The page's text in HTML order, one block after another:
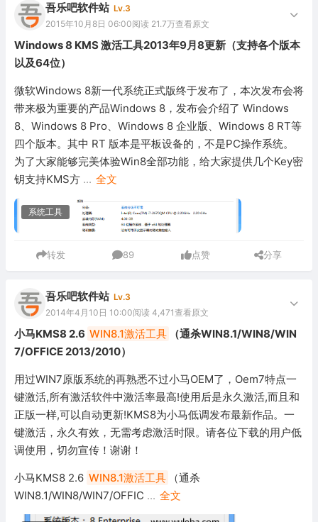
吾乐吧软件站 Lv.3
2015年10月8日 06:00阅读 21.7万查看原文
Windows 8 KMS 激活工具2013年9月8更新（支持各个版本
以及64位）
微软Windows 8新一代系统正式版终于发布了，本次发布会将
带来极为重要的产品Windows 8，发布会介绍了 Windows
8、Windows 8 Pro、Windows 8 企业版、Windows 8 RT等
四个版本。其中 RT 版本是平板设备的，不是PC操作系统。
为了大家能够完美体验Win8全部功能，给大家提供几个Key密
钥支持KMS方 ... 全文
系统工具
转发 89 点赞 分享
吾乐吧软件站 Lv.3
2014年4月10日 10:00阅读 4,471查看原文
小马KMS8 2.6 WIN8.1激活工具
（通杀WIN8.1/WIN8/WIN
7/OFFICE 2013/2010）
用过WIN7原版系统的再熟悉不过小马OEM了，Oem7特点一
键激活,所有激活软件中激活率最高!使用后是永久激活,而且和
正版一样,可以自动更新!KMS8为小马低调发布最新作品。一
键激活，永久有效，无需考虑激活时限。请各位下载的用户低
调使用，切勿宣传！谢谢！
小马KMS8 2.6 WIN8.1激活工具
（通杀
WIN8.1/WIN8/WIN7/OFFIC ... 全文